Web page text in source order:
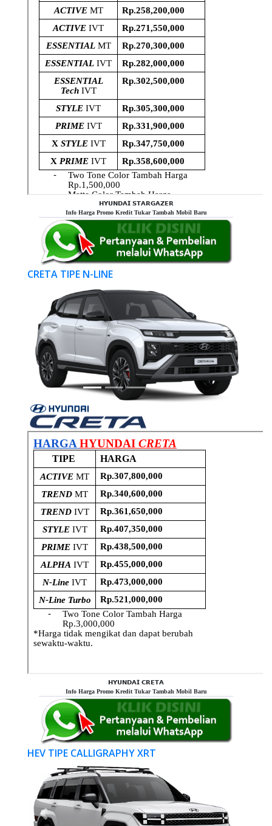
𝗛𝗬𝗨𝗡𝗗𝗔𝗜 𝗦𝗧𝗔𝗥𝗚𝗔𝗭𝗘𝗥
Info Harga Promo Kredit Tukar Tambah Mobil Baru
CRETA TIPE N-LINE
Previous Next
𝗛𝗬𝗨𝗡𝗗𝗔𝗜 𝗖𝗥𝗘𝗧𝗔
Info Harga Promo Kredit Tukar Tambah Mobil Baru
HEV TIPE CALLIGRAPHY XRT
Previous Next